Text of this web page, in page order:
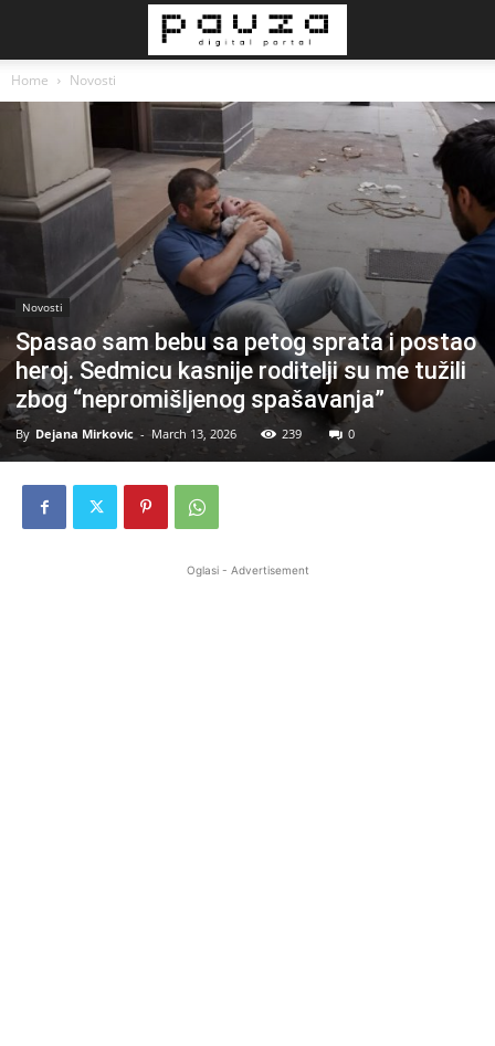
Home Novosti
Novosti
Spasao sam bebu sa petog sprata i postao
heroj. Sedmicu kasnije roditelji su me tužili
zbog “nepromišljenog spašavanja”
By Dejana Mirkovic - March 13, 2026 239 0
Oglasi - Advertisement